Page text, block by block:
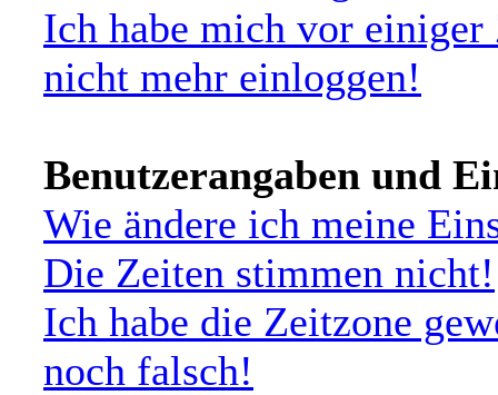
Ich habe mich vor
nicht mehr einloggen!
Benutzerangaben und
Wie ändere ich meine
Die Zeiten stimmen nicht!
Ich habe die Zeitzone
noch falsch!